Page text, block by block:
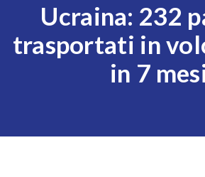
Ucraina: 232
trasportati in
in 7